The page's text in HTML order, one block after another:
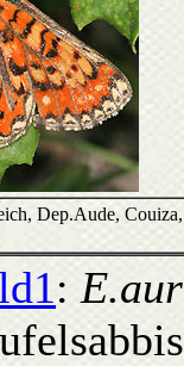
Dep.Aude, Couiza,
: